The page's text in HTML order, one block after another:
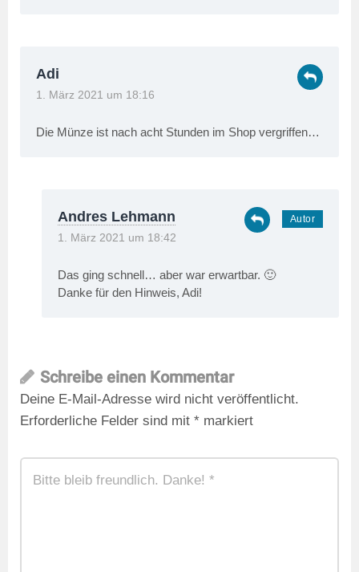
Adi
1. März 2021 um 18:16
Die Münze ist nach acht Stunden im Shop vergriffen…
Andres Lehmann
1. März 2021 um 18:42
Das ging schnell… aber war erwartbar. 🙂
Danke für den Hinweis, Adi!
Schreibe einen Kommentar
Deine E-Mail-Adresse wird nicht veröffentlicht.
Erforderliche Felder sind mit * markiert